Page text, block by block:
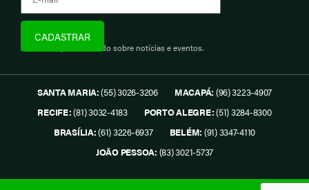
Assine e fique informado sobre notícias e eventos.
SANTA MARIA:(55) 3026-3206 MACAPÁ: (96) 3223-4907
RECIFE:(81) 3032-4183 PORTO ALEGRE:(51) 3284-8300
BRASÍLIA:(61) 3226-6937 BELÉM: (91) 3347-4110
JOÃO PESSOA: (83) 3021-5737